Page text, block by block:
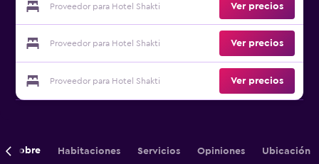
Proveedor para Hotel Shakti Ver precios
Proveedor para Hotel Shakti Ver precios
Proveedor para Hotel Shakti Ver precios
Sobre Habitaciones Servicios Opiniones Ubicación